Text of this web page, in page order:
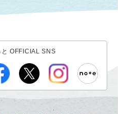
と OFFICIAL SNS